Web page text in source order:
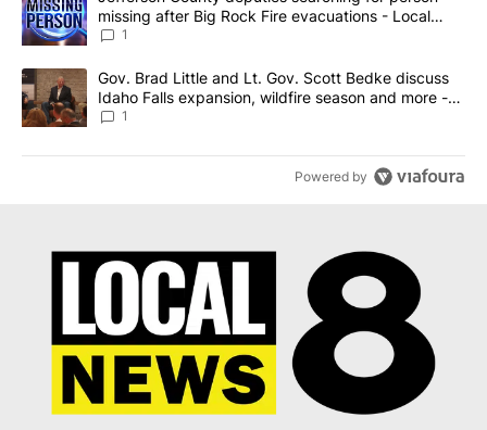
missing after Big Rock Fire evacuations - Local
News 8
1
A trending article titled "Gov. Brad Little and Lt. Gov. Scott
Gov. Brad Little and Lt. Gov. Scott Bedke discuss
Idaho Falls expansion, wildfire season and more -
Local News 8
1
Powered by